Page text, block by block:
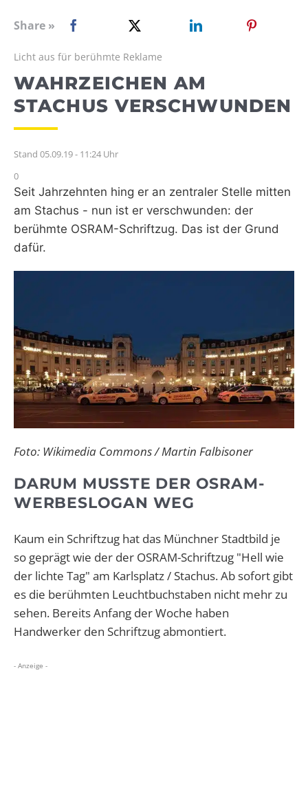
WEBRADIO
Share »
Licht aus für berühmte Reklame
WAHRZEICHEN AM
STACHUS VERSCHWUNDEN
Stand 05.09.19 - 11:24 Uhr
0
Seit Jahrzehnten hing er an zentraler Stelle mitten
am Stachus - nun ist er verschwunden: der
berühmte OSRAM-Schriftzug. Das ist der Grund
dafür.
Foto: Wikimedia Commons / Martin Falbisoner
DARUM MUSSTE DER OSRAM-
WERBESLOGAN WEG
Kaum ein Schriftzug hat das Münchner Stadtbild je
so geprägt wie der der OSRAM-Schriftzug "Hell wie
der lichte Tag" am Karlsplatz / Stachus. Ab sofort gibt
es die berühmten Leuchtbuchstaben nicht mehr zu
sehen. Bereits Anfang der Woche haben
Handwerker den Schriftzug abmontiert.
- Anzeige -